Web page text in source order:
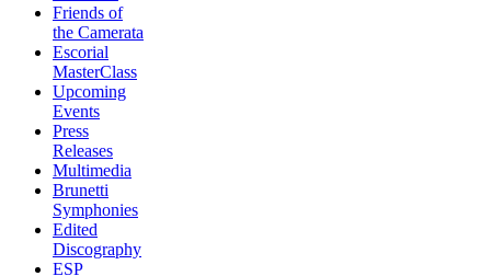
Friends of
the Camerata
Escorial
MasterClass
Upcoming
Events
Press
Releases
Multimedia
Brunetti
Symphonies
Edited
Discography
ESP